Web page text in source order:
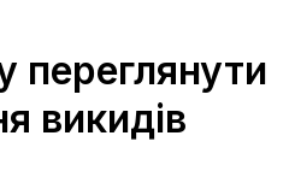
переглянути
викидів